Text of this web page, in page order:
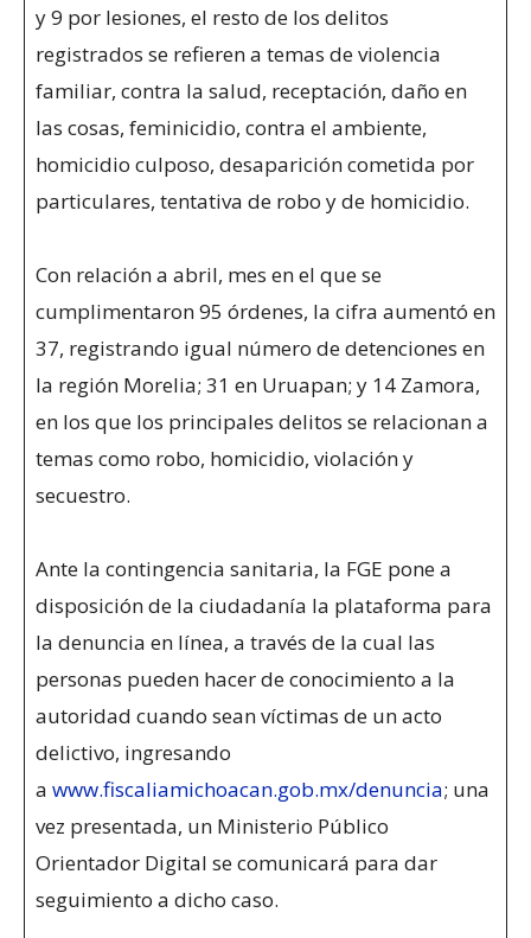
y 9 por lesiones, el resto de los delitos
registrados se refieren a temas de violencia
familiar, contra la salud, receptación, daño en
las cosas, feminicidio, contra el ambiente,
homicidio culposo, desaparición cometida por
particulares, tentativa de robo y de homicidio.
Con relación a abril, mes en el que se
cumplimentaron 95 órdenes, la cifra aumentó en
37, registrando igual número de detenciones en
la región Morelia; 31 en Uruapan; y 14 Zamora,
en los que los principales delitos se relacionan a
temas como robo, homicidio, violación y
secuestro.
Ante la contingencia sanitaria, la FGE pone a
disposición de la ciudadanía la plataforma para
la denuncia en línea, a través de la cual las
personas pueden hacer de conocimiento a la
autoridad cuando sean víctimas de un acto
delictivo, ingresando
a www.fiscaliamichoacan.gob.mx/denuncia; una
vez presentada, un Ministerio Público
Orientador Digital se comunicará para dar
seguimiento a dicho caso.